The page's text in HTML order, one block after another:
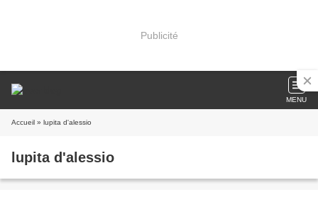
Publicité
MENU
Accueil » lupita d'alessio
lupita d'alessio